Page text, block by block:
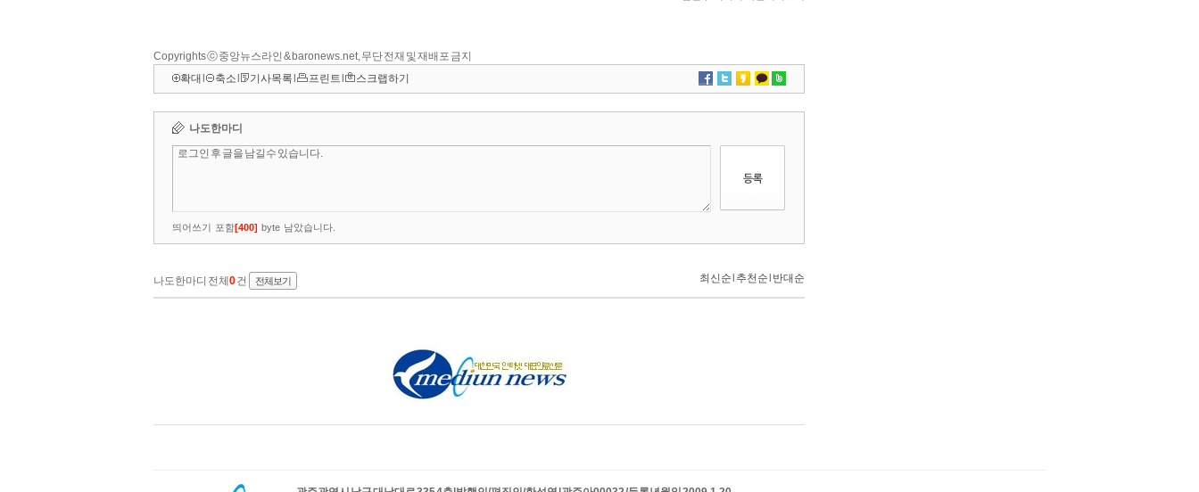
Copyrights ⓒ 중앙뉴스라인 & baronews.net, 무단 전재 및 재배포 금지
확대
축소 기사목록 프린트 스크랩하기